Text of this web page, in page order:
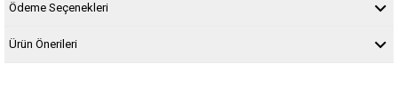
Ödeme Seçenekleri
Ürün Önerileri